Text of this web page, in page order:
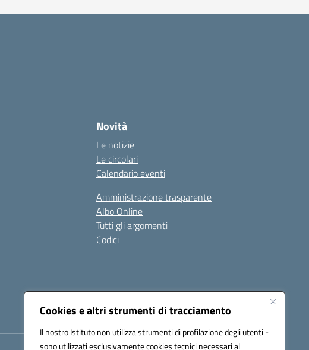
Cookies e altri strumenti di tracciamento
Il nostro Istituto non utilizza strumenti di profilazione degli utenti -
sono utilizzati esclusivamente cookies tecnici necessari al
Novità
Le notizie
Le circolari
Calendario eventi
Amministrazione trasparente
Albo Online
Tutti gli argomenti
Codici
Seguici su: